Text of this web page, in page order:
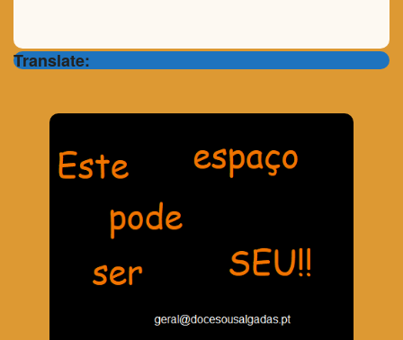
Translate: